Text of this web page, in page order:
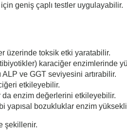
geniş çaplı testler uygulayabilir.
üzerinde toksik etki yaratabilir.
karaciğer enzimlerinde
ve GGT seviyesini artırabilir.
etkileyebilir.
enzim değerlerini etkileyebilir.
yapısal bozukluklar enzim
şekillenir.